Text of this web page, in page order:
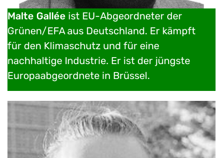
Malte Gallée ist EU-Abgeordneter der
Grünen/EFA aus Deutschland. Er kämpft
für den Klimaschutz und für eine
nachhaltige Industrie. Er ist der jüngste
Europaabgeordnete in Brüssel.